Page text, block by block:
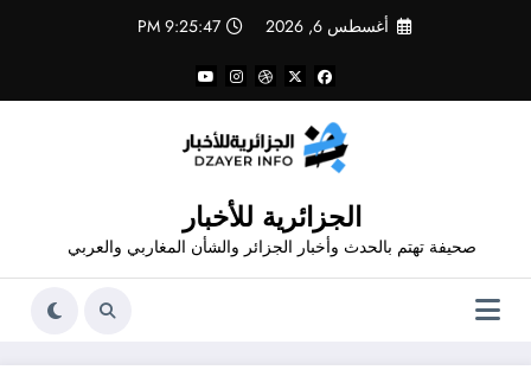
أغسطس 6, 2026 9:25:48 PM
الجزائرية للأخبار
صحيفة تهتم بالحدث وأخبار الجزائر والشأن المغاربي والعربي